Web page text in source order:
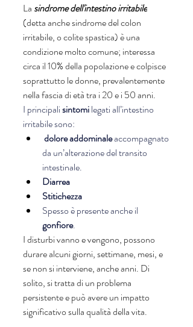
La sindrome dell'intestino irritabile
(detta anche sindrome del colon
irritabile, o colite spastica) è una
condizione molto comune; interessa
circa il 10% della popolazione e colpisce
soprattutto le donne, prevalentemente
nella fascia di età tra i 20 e i 50 anni.
I principali sintomi legati all’intestino
irritabile sono:
dolore addominale accompagnato
da un’alterazione del transito
intestinale.
Diarrea
Stitichezza
Spesso è presente anche il
gonfiore.
I disturbi vanno e vengono, possono
durare alcuni giorni, settimane, mesi, e
se non si interviene, anche anni. Di
solito, si tratta di un problema
persistente e può avere un impatto
significativo sulla qualità della vita.